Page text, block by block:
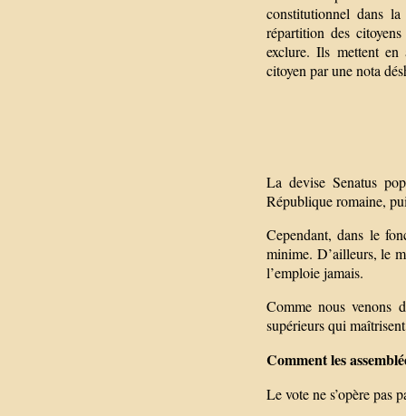
constitutionnel dans
répartition des
exclure. Ils mettent en
citoyen par une nota
La devise Senatus
République romaine,
Cependant, dans le
minime. D’ailleurs, le
l’emploie jamais.
Comme nous venons
supérieurs qui
Comment les
Le vote ne s’opère pas